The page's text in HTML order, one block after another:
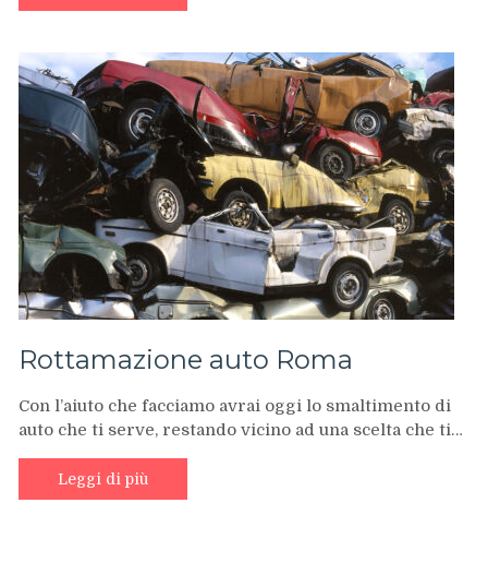
Rottamazione auto Roma
Con l’aiuto che facciamo avrai oggi lo smaltimento di
auto che ti serve, restando vicino ad una scelta che ti…
Leggi di più